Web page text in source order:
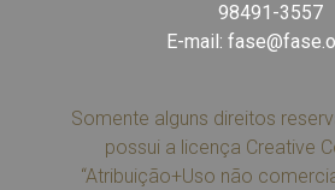
98491-3557
E-mail:
Somente alguns direitos
possui a licença Creative
“Atribuição+Uso não